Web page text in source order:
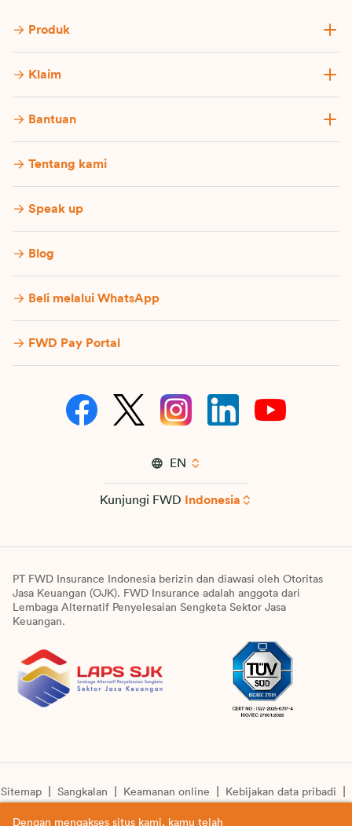
Produk
Klaim
Bantuan
Tentang kami
Speak up
Blog
Beli melalui WhatsApp
FWD Pay Portal
EN
Kunjungi FWD Indonesia
PT FWD Insurance Indonesia berizin dan diawasi oleh Otoritas
Jasa Keuangan (OJK). FWD Insurance adalah anggota dari
Lembaga Alternatif Penyelesaian Sengketa Sektor Jasa
Keuangan.
Sitemap Sangkalan Keamanan online
Kebijakan data pribadi
Dengan mengakses situs kami, kamu telah